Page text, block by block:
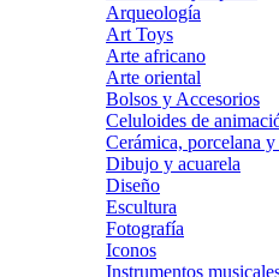
Arqueología
Art Toys
Arte africano
Arte oriental
Bolsos y Accesorios
Celuloides de
Cerámica, porcelana y
Dibujo y acuarela
Diseño
Escultura
Fotografía
Iconos
Instrumentos